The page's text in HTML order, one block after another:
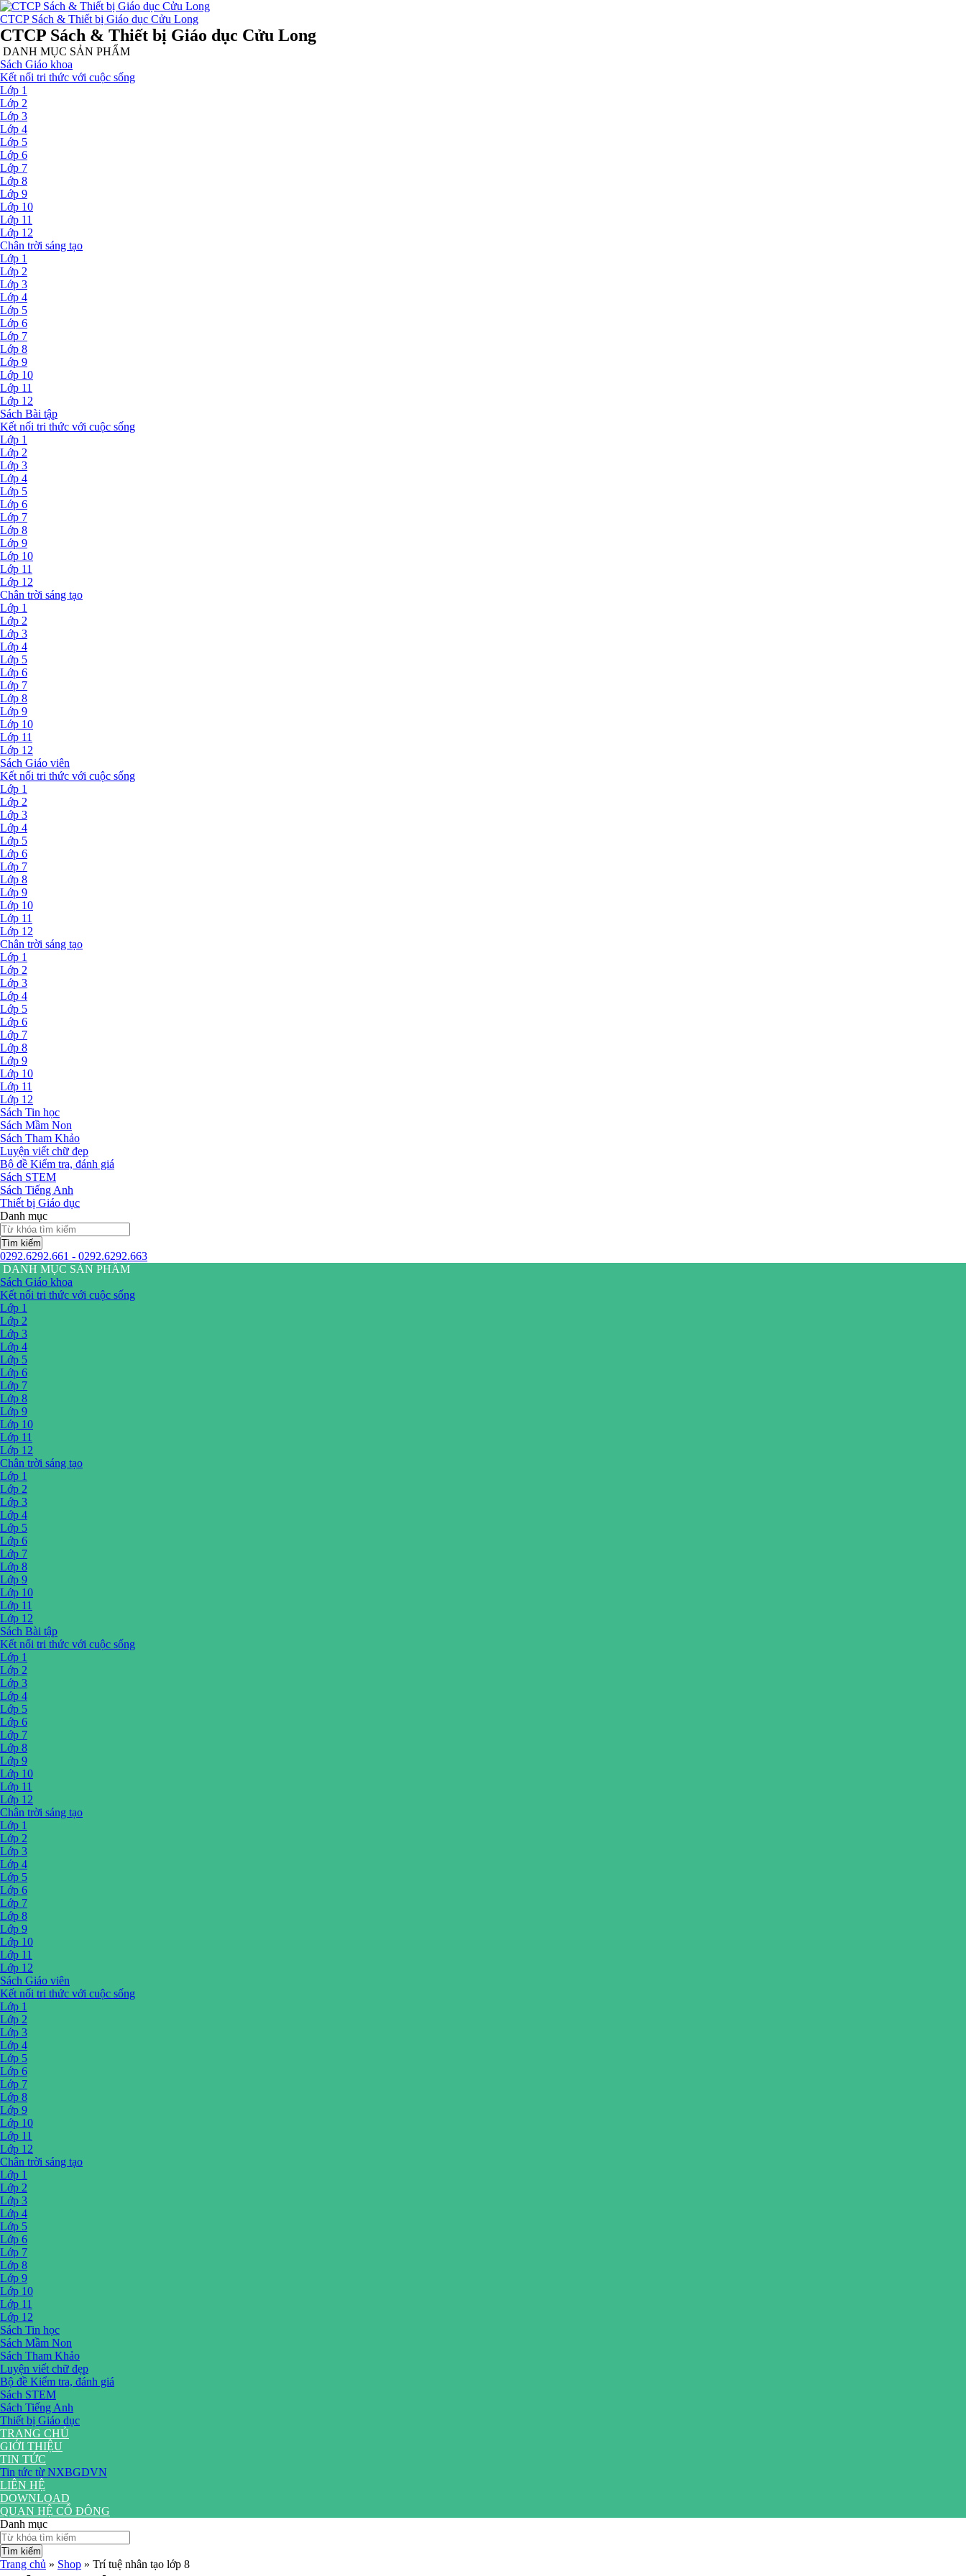
CTCP Sách & Thiết bị Giáo dục Cửu Long
CTCP Sách & Thiết bị Giáo dục Cửu Long
DANH MỤC SẢN PHẨM
Sách Giáo khoa
Kết nối tri thức với cuộc sống
Lớp 1
Lớp 2
Lớp 3
Lớp 4
Lớp 5
Lớp 6
Lớp 7
Lớp 8
Lớp 9
Lớp 10
Lớp 11
Lớp 12
Chân trời sáng tạo
Lớp 1
Lớp 2
Lớp 3
Lớp 4
Lớp 5
Lớp 6
Lớp 7
Lớp 8
Lớp 9
Lớp 10
Lớp 11
Lớp 12
Sách Bài tập
Kết nối tri thức với cuộc sống
Lớp 1
Lớp 2
Lớp 3
Lớp 4
Lớp 5
Lớp 6
Lớp 7
Lớp 8
Lớp 9
Lớp 10
Lớp 11
Lớp 12
Chân trời sáng tạo
Lớp 1
Lớp 2
Lớp 3
Lớp 4
Lớp 5
Lớp 6
Lớp 7
Lớp 8
Lớp 9
Lớp 10
Lớp 11
Lớp 12
Sách Giáo viên
Kết nối tri thức với cuộc sống
Lớp 1
Lớp 2
Lớp 3
Lớp 4
Lớp 5
Lớp 6
Lớp 7
Lớp 8
Lớp 9
Lớp 10
Lớp 11
Lớp 12
Chân trời sáng tạo
Lớp 1
Lớp 2
Lớp 3
Lớp 4
Lớp 5
Lớp 6
Lớp 7
Lớp 8
Lớp 9
Lớp 10
Lớp 11
Lớp 12
Sách Tin học
Sách Mầm Non
Sách Tham Khảo
Luyện viết chữ đẹp
Bộ đề Kiểm tra, đánh giá
Sách STEM
Sách Tiếng Anh
Thiết bị Giáo dục
Danh mục
Tìm kiếm
0292.6292.661 - 0292.6292.663
DANH MỤC SẢN PHẨM
Sách Giáo khoa
Kết nối tri thức với cuộc sống
Lớp 1
Lớp 2
Lớp 3
Lớp 4
Lớp 5
Lớp 6
Lớp 7
Lớp 8
Lớp 9
Lớp 10
Lớp 11
Lớp 12
Chân trời sáng tạo
Lớp 1
Lớp 2
Lớp 3
Lớp 4
Lớp 5
Lớp 6
Lớp 7
Lớp 8
Lớp 9
Lớp 10
Lớp 11
Lớp 12
Sách Bài tập
Kết nối tri thức với cuộc sống
Lớp 1
Lớp 2
Lớp 3
Lớp 4
Lớp 5
Lớp 6
Lớp 7
Lớp 8
Lớp 9
Lớp 10
Lớp 11
Lớp 12
Chân trời sáng tạo
Lớp 1
Lớp 2
Lớp 3
Lớp 4
Lớp 5
Lớp 6
Lớp 7
Lớp 8
Lớp 9
Lớp 10
Lớp 11
Lớp 12
Sách Giáo viên
Kết nối tri thức với cuộc sống
Lớp 1
Lớp 2
Lớp 3
Lớp 4
Lớp 5
Lớp 6
Lớp 7
Lớp 8
Lớp 9
Lớp 10
Lớp 11
Lớp 12
Chân trời sáng tạo
Lớp 1
Lớp 2
Lớp 3
Lớp 4
Lớp 5
Lớp 6
Lớp 7
Lớp 8
Lớp 9
Lớp 10
Lớp 11
Lớp 12
Sách Tin học
Sách Mầm Non
Sách Tham Khảo
Luyện viết chữ đẹp
Bộ đề Kiểm tra, đánh giá
Sách STEM
Sách Tiếng Anh
Thiết bị Giáo dục
TRANG CHỦ
GIỚI THIỆU
TIN TỨC
Tin tức từ NXBGDVN
LIÊN HỆ
DOWNLOAD
QUAN HỆ CỔ ĐÔNG
Danh mục
Tìm kiếm
Trang chủ » Shop » Trí tuệ nhân tạo lớp 8